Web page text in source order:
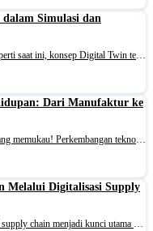
Simulasi dan
Dalam era teknologi yang terus berkembang pesat seperti saat ini, konsep Digital Twin telah muncul sebagai alat yang sangat powerful dalam bidang simulasi dan pengembangan proyek bisnis. Digital Twin merupakan representasi virtual dari suatu sistem fisik yang ada sebagai entitas terpisah. Ini berfun
Dari Manufaktur ke
Pendahuluan Selamat datang dalam dunia robotika yang memukau! Perkembangan teknologi robotika telah membawa perubahan yang luar biasa dalam kehidupan kita sehari-hari, mulai dari industri manufaktur hingga rumah tangga. Bersama-sama, kita akan menjelajahi bagaimana robotika telah mengubah cara kita
Melalui Digitalisasi Supply
Dalam era digital yang terus berkembang, digitalisasi supply chain menjadi kunci utama dalam meningkatkan efisiensi operasional perusahaan. Supply chain memainkan peran yang sangat penting dalam mengatur alur barang dan informasi dari pemasok hingga konsumen akhir. Dengan adanya teknologi digital ya